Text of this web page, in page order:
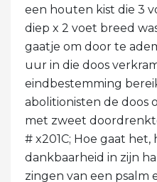
een houten kist die 3
diep x 2 voet breed
gaatje om door te
uur in die doos
eindbestemming
abolitionisten de doos
met zweet
# x201C; Hoe gaat het,
dankbaarheid in zijn
zingen van een psalm